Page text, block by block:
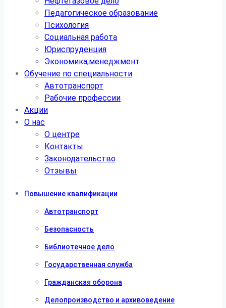
Педагогическое образование
Психология
Социальная работа
Юриспруденция
Экономика,менеджмент
Обучение по специальности
Автотранспорт
Рабочие профессии
Акции
О нас
О центре
Контакты
Законодательство
Отзывы
Повышение квалификации
Автотранспорт
Безопасность
Библиотечное дело
Государственная служба
Гражданская оборона
Делопроизводство и архивоведение